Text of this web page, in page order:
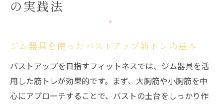
の実践法
ジム器具を使ったバストアップ筋トレの基本
バストアップを目指すフィットネスでは、ジム器具を活
用した筋トレが効果的です。まず、大胸筋や小胸筋を中
心にアプローチすることで、バストの土台をしっかり作